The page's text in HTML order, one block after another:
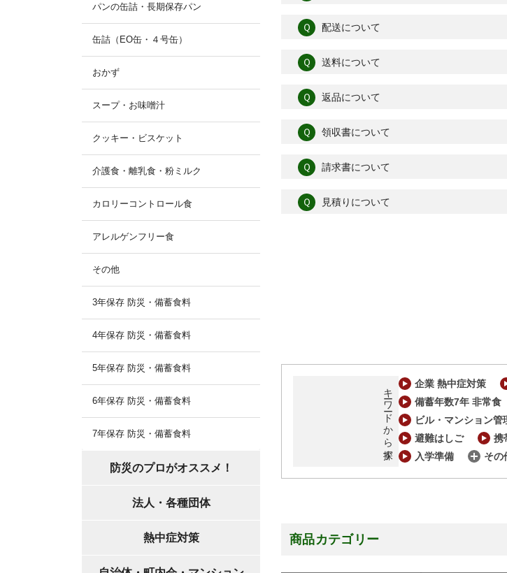
Ｑ 配送について
Ｑ 送料について
Ｑ 返品について
Ｑ 領収書について
Ｑ 請求書について
Ｑ 見積りについて
キーワードから探す 企業 熱中症対策
備蓄年数7年 非常食
ビル・マンション管
避難はしご
携
入学準備
その
商品カテゴリー
パンの缶詰・長期保存パン
缶詰（EO缶・４号缶）
おかず
スープ・お味噌汁
クッキー・ビスケット
介護食・離乳食・粉ミルク
カロリーコントロール食
アレルゲンフリー食
その他
3年保存 防災・備蓄食料
4年保存 防災・備蓄食料
5年保存 防災・備蓄食料
6年保存 防災・備蓄食料
7年保存 防災・備蓄食料
防災のプロがオススメ！
法人・各種団体
熱中症対策